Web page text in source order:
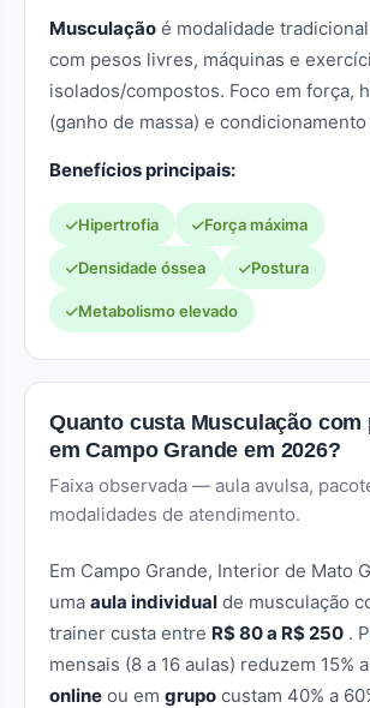
Musculação é modalidade
com pesos livres, máquinas e
isolados/compostos. Foco em força,
(ganho de massa) e
Benefícios principais:
Hipertrofia Força máxima
Densidade óssea Postura
Metabolismo elevado
Quanto custa Musculação com
em Campo Grande em 2026?
Faixa observada — aula avulsa,
modalidades de atendimento.
Em Campo Grande, Interior de Mato
uma aula individual de musculação
trainer custa entre R$ 80 a R$ 250 .
mensais (8 a 16 aulas) reduzem 15%
online ou em grupo custam 40% a